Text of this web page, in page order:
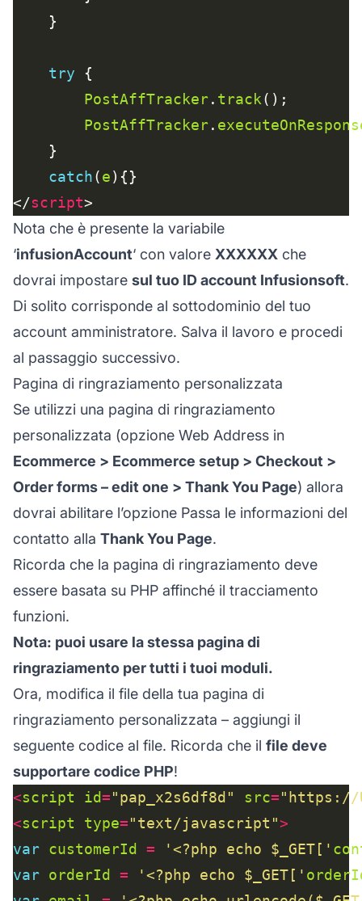
try
PostAffTracker. track
PostAffTracker.
catch(e
</script
Nota che è presente la variabile
‘infusionAccount‘ con valore XXXXXX che
dovrai impostare sul tuo ID account Infusionsoft.
Di solito corrisponde al sottodominio del tuo
account amministratore. Salva il lavoro e procedi
al passaggio successivo.
Pagina di ringraziamento personalizzata
Se utilizzi una pagina di ringraziamento
personalizzata (opzione Web Address in
Ecommerce > Ecommerce setup > Checkout >
Order forms – edit one > Thank You Page) allora
dovrai abilitare l’opzione Passa le informazioni del
contatto alla Thank You Page.
Ricorda che la pagina di ringraziamento deve
essere basata su PHP affinché il tracciamento
funzioni.
Nota: puoi usare la stessa pagina di
ringraziamento per tutti i tuoi moduli.
Ora, modifica il file della tua pagina di
ringraziamento personalizzata – aggiungi il
seguente codice al file. Ricorda che il file deve
supportare codice PHP!
<script id="pap_x2s6df8d" src="https://
<script type="text/javascript">
var customerId = '<?php echo $_GET['
var orderId = '<?php echo $_GET['